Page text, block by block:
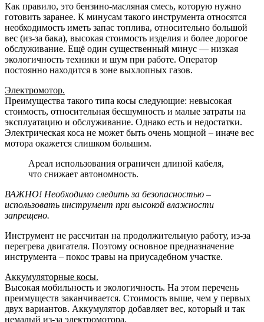
Как правило, это бензино-масляная смесь, которую нужно
готовить заранее. К минусам такого инструмента относятся
необходимость иметь запас топлива, относительно большой
вес (из-за бака), высокая стоимость изделия и более дорогое
обслуживание. Ещё один существенный минус — низкая
экологичность техники и шум при работе. Оператор
постоянно находится в зоне выхлопных газов.
Электромотор.
Преимущества такого типа косы следующие: невысокая
стоимость, относительная бесшумность и малые затраты на
эксплуатацию и обслуживание. Однако есть и недостатки.
Электрическая коса не может быть очень мощной – иначе вес
мотора окажется слишком большим.
Ареал использования ограничен длиной кабеля,
что снижает автономность.
ВАЖНО! Необходимо следить за безопасностью –
использовать инструмент при высокой влажности
запрещено.
Инструмент не рассчитан на продолжительную работу, из-за
перегрева двигателя. Поэтому основное предназначение
инструмента – покос травы на приусадебном участке.
Аккумуляторные косы.
Высокая мобильность и экологичность. На этом перечень
преимуществ заканчивается. Стоимость выше, чем у первых
двух вариантов. Аккумулятор добавляет вес, который и так
немалый из-за электромотора.